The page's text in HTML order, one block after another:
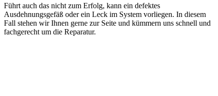
Führt auch das nicht zum Erfolg, kann ein defektes
Ausdehnungsgefäß oder ein Leck im System vorliegen. In diesem
Fall stehen wir Ihnen gerne zur Seite und kümmern uns schnell und
fachgerecht um die Reparatur.